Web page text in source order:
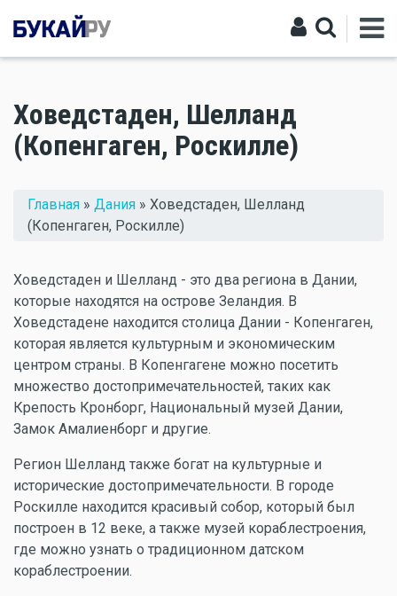
Ховедстаден, Шелланд
(Копенгаген, Роскилле)
Вы здесь
Главная » Дания » Ховедстаден, Шелланд
(Копенгаген, Роскилле)
Ховедстаден и Шелланд - это два региона в Дании,
которые находятся на острове Зеландия. В
Ховедстадене находится столица Дании - Копенгаген,
которая является культурным и экономическим
центром страны. В Копенгагене можно посетить
множество достопримечательностей, таких как
Крепость Кронборг, Национальный музей Дании,
Замок Амалиенборг и другие.
Регион Шелланд также богат на культурные и
исторические достопримечательности. В городе
Роскилле находится красивый собор, который был
построен в 12 веке, а также музей кораблестроения,
где можно узнать о традиционном датском
кораблестроении.